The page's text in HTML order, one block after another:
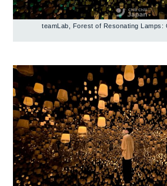
teamLab, Forest of Resonating Lamps: